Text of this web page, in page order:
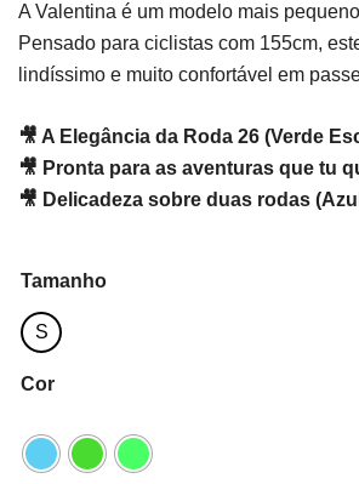
A Valentina é um modelo mais
Pensado para ciclistas com 155cm,
lindíssimo e muito confortável em
🎥 A Elegância da Roda 26 (Verde
🎥 Pronta para as aventuras que tu
🎥 Delicadeza sobre duas rodas
Tamanho
S
Cor